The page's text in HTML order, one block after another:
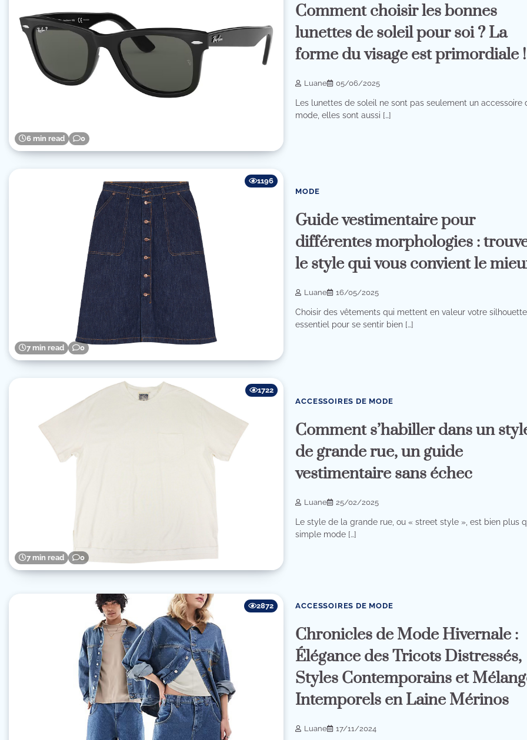
6 min read 0
Comment choisir les bonnes
lunettes de soleil pour soi ? La
forme du visage est primordiale !
Luane 05/06/2025
Les lunettes de soleil ne sont pas seulement un accessoire
mode, elles sont aussi […]
7 min read 0
1196
MODE
Guide vestimentaire pour
différentes morphologies :
le style qui vous convient le
Luane 16/05/2025
Choisir des vêtements qui mettent en valeur votre
essentiel pour se sentir bien […]
7 min read 0
1722
ACCESSOIRES DE MODE
Comment s’habiller dans un
de grande rue, un guide
vestimentaire sans échec
Luane 25/02/2025
Le style de la grande rue, ou « street style », est bien plus
simple mode […]
2872 ACCESSOIRES DE MODE
Chronicles de Mode Hivernale :
Élégance des Tricots Distressés,
Styles Contemporains et
Intemporels en Laine Mérinos
Luane 17/11/2024